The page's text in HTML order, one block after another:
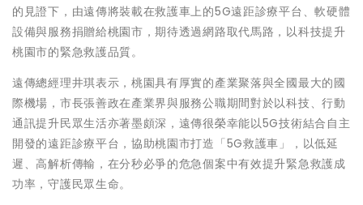
的見證下，由遠傳將裝載在救護車上的5G遠距診療平台、軟硬體
設備與服務捐贈給桃園市，期待透過網路取代馬路，以科技提升
桃園市的緊急救護品質。
遠傳總經理井琪表示，桃園具有厚實的產業聚落與全國最大的國
際機場，市長張善政在產業界與服務公職期間對於以科技、行動
通訊提升民眾生活亦著墨頗深，遠傳很榮幸能以5G技術結合自主
開發的遠距診療平台，協助桃園市打造「5G救護車」，以低延
遲、高解析傳輸，在分秒必爭的危急個案中有效提升緊急救護成
功率，守護民眾生命。